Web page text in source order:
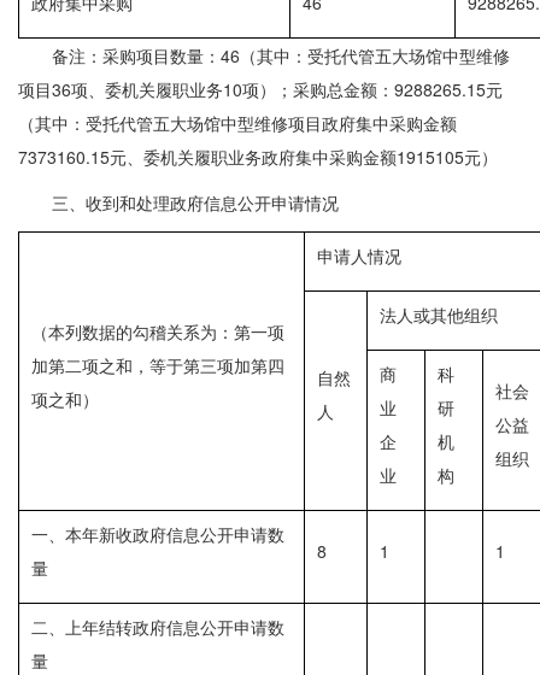
备注：采购项目数量：46（其中：受托代管五大场馆中型维修
项目36项、委机关履职业务10项）；采购总金额：9288265.15元
（其中：受托代管五大场馆中型维修项目政府集中采购金额
7373160.15元、委机关履职业务政府集中采购金额1915105元）
三、收到和处理政府信息公开申请情况
（本列数据的勾稽关系为：第一项
加第二项之和，等于第三项加第四
项之和）
申请人情况
自然
人
法人或其他组织
商
业
企
业
科
研
机
构
社会
公益
组织
一、本年新收政府信息公开申请数
量
8 1 1
二、上年结转政府信息公开申请数
量